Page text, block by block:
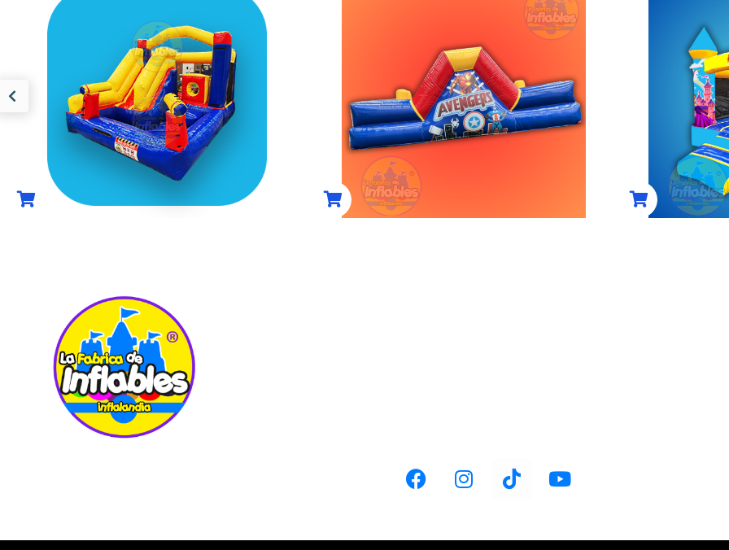
MICKEY MOD 1101
MEDIDAS 4M LARGO X 3M ANCHO X
2.6M ALTO INCLUYE......
$17,599.00
(0)
COMPRAR AHORA
COMBO SPLASH
MEDIDAS 3.5M LARGO X 3M ANCHO X
2.7M ALTO INCLUYE......
$22,999.00
(0)
COMPRAR AHORA
MEDIDAS
2M
$